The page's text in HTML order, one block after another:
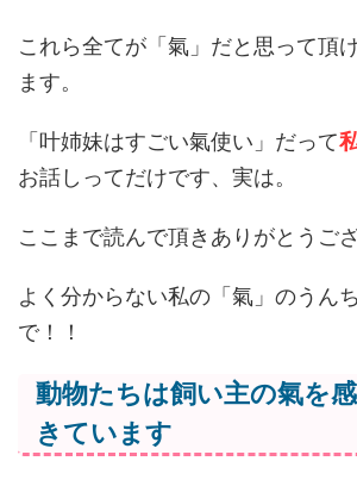
これら全てが「氣」だと思って頂
ます。
「叶姉妹はすごい氣使い」だって
お話しってだけです、実は。
ここまで読んで頂きありがとうご
よく分からない私の「氣」のうん
で！！
動物たちは飼い主の氣を
きています